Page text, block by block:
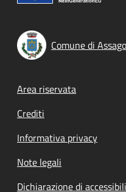
Comune di Assago
Footer menu
Area riservata
Crediti
Informativa privacy
Note legali
Dichiarazione di